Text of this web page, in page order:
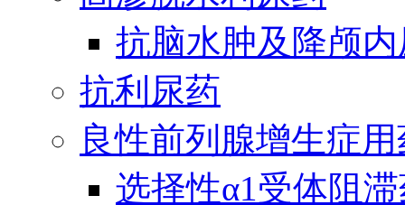
抗脑水肿及降颅
抗利尿药
良性前列腺增生症
选择性α1受体阻